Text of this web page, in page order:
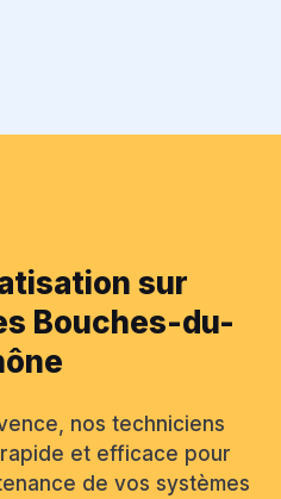
sur
Bouches-du-
nos techniciens
et efficace pour
de vos systèmes